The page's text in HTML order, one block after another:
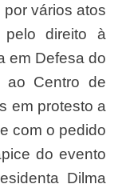
direito à
em Defesa do
ao Centro de
em protesto a
com o pedido
do evento
Dilma